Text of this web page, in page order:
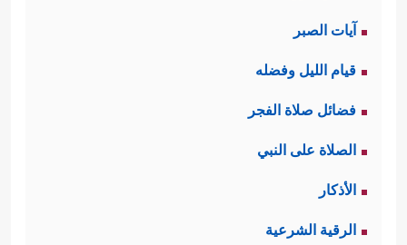
آيات الصبر
قيام الليل وفضله
فضائل صلاة الفجر
الصلاة على النبي
الأذكار
الرقية الشرعية